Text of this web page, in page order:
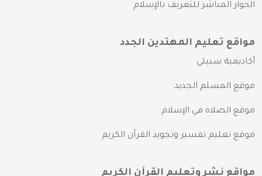
الحوار المباشر للتعريف بالإسلام
مواقع تعليم المهتدين الجدد
أكاديمية سبيلي
موقع المسلم الجديد
موقع الصلاة في الإسلام
موقع تعليم تفسير وتجويد القرآن الكريم
مواقع نشر وتعليم القرآن الكريم